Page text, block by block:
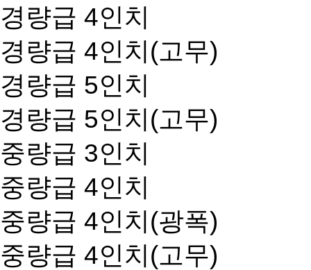
경량급 4인치
경량급 4인치(고무)
경량급 5인치
경량급 5인치(고무)
중량급 3인치
중량급 4인치
중량급 4인치(광폭)
중량급 4인치(고무)